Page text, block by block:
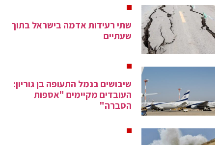
שתי רעידות אדמה בישראל בתוך
שעתיים
שיבושים בנמל התעופה בן גוריון:
העובדים מקיימים "אספות
הסברה"